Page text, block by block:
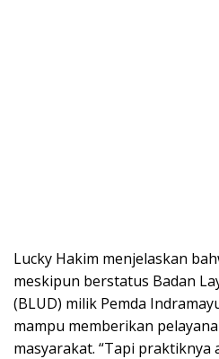
Lucky Hakim menjelaskan
meskipun berstatus Badan
(BLUD) milik Pemda
mampu memberikan
masyarakat. “Tapi praktiknya